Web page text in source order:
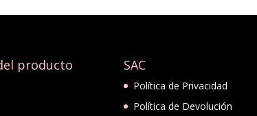
producto SAC
Política de Privacidad
Política de Devolución